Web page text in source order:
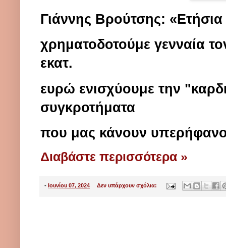
Γιάννης Βρούτσης:
χρηματοδοτούμε γενναία
εκατ.
ευρώ ενισχύουμε την
συγκροτήματα
που μας κάνουν
Διαβάστε περισσότερα »
- Ιουνίου 07, 2024 Δεν υπάρχουν σχόλια: